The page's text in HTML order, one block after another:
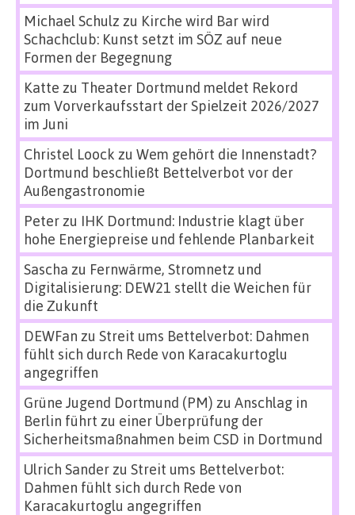
Michael Schulz zu Kirche wird Bar wird
Schachclub: Kunst setzt im SÖZ auf neue
Formen der Begegnung
Katte zu Theater Dortmund meldet Rekord
zum Vorverkaufsstart der Spielzeit 2026/2027
im Juni
Christel Loock zu Wem gehört die Innenstadt?
Dortmund beschließt Bettelverbot vor der
Außengastronomie
Peterzu IHK Dortmund: Industrie klagt über
hohe Energiepreise und fehlende Planbarkeit
Sascha zu Fernwärme, Stromnetz und
Digitalisierung: DEW21 stellt die Weichen für
die Zukunft
DEWFan zu Streit ums Bettelverbot: Dahmen
fühlt sich durch Rede von Karacakurtoglu
angegriffen
Grüne Jugend Dortmund (PM) zu Anschlag in
Berlin führt zu einer Überprüfung der
Sicherheitsmaßnahmen beim CSD in Dortmund
Ulrich Sanderzu Streit ums Bettelverbot:
Dahmen fühlt sich durch Rede von
Karacakurtoglu angegriffen